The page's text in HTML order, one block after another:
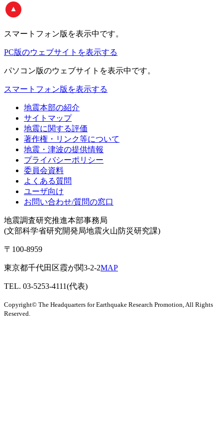
スマートフォン版 を表示中です。
PC版のウェブサイトを表示する
パソコン版のウェブサイトを表示中です。
スマートフォン版を表示する
地震本部の紹介
サイトマップ
地震に関する評価
著作権・リンク等について
地震・津波の提供情報
プライバシーポリシー
委員会資料
よくある質問
ユーザ向け
お問い合わせ/質問の窓口
地震調査研究推進本部事務局
(文部科学省研究開発局地震火山防災研究課)
〒100-8959
東京都千代田区霞が関3-2-2MAP
TEL. 03-5253-4111(代表)
Copyright© The Headquarters for Earthquake Research Promotion, All Rights
Reserved.